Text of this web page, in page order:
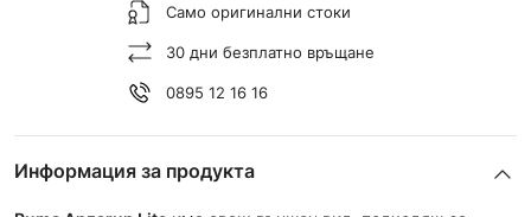
Само оригинални стоки
30 дни безплатно връщане
0895 12 16 16
Информация за продукта